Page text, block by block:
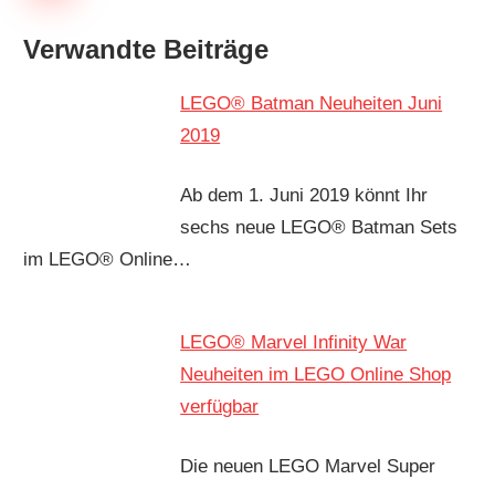
Verwandte Beiträge
LEGO® Batman Neuheiten Juni
2019
Ab dem 1. Juni 2019 könnt Ihr
sechs neue LEGO® Batman Sets
im LEGO® Online…
LEGO® Marvel Infinity War
Neuheiten im LEGO Online Shop
verfügbar
Die neuen LEGO Marvel Super